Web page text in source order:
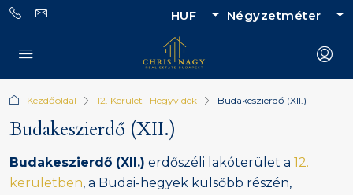
HUF Négyzetméter
Kezdőoldal 12. Kerület– Hegyvidék Budakeszierdő (XII.)
Budakeszierdő (XII.)
Budakeszierdő (XII.) erdőszéli lakóterület a 12.
kerületben, a Budai-hegyek külsőbb részén,